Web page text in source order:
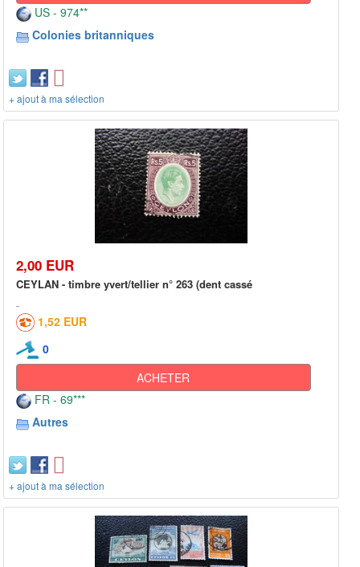
US - 974**
Colonies britanniques
+ ajout à ma sélection
2,00 EUR
CEYLAN - timbre yvert/tellier n° 263 (dent cassé
1,52 EUR
0
ACHETER
FR - 69***
Autres
+ ajout à ma sélection